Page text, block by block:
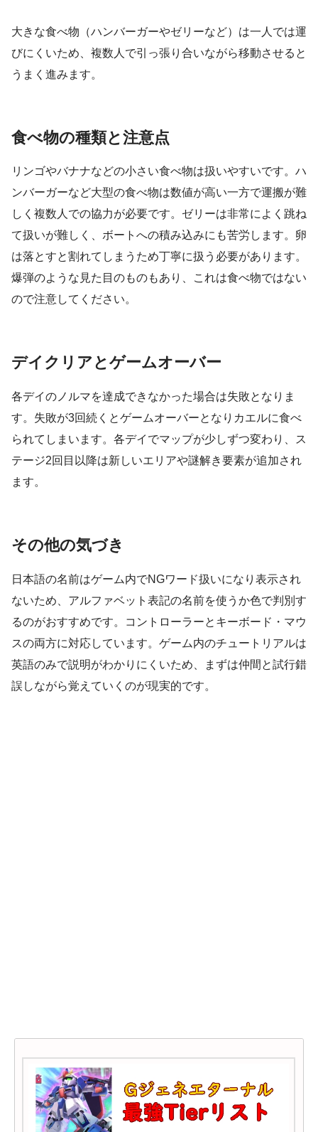
大きな食べ物（ハンバーガーやゼリーなど）は一人では運
びにくいため、複数人で引っ張り合いながら移動させると
うまく進みます。
食べ物の種類と注意点
リンゴやバナナなどの小さい食べ物は扱いやすいです。ハ
ンバーガーなど大型の食べ物は数値が高い一方で運搬が難
しく複数人での協力が必要です。ゼリーは非常によく跳ね
て扱いが難しく、ボートへの積み込みにも苦労します。卵
は落とすと割れてしまうため丁寧に扱う必要があります。
爆弾のような見た目のものもあり、これは食べ物ではない
ので注意してください。
デイクリアとゲームオーバー
各デイのノルマを達成できなかった場合は失敗となりま
す。失敗が3回続くとゲームオーバーとなりカエルに食べ
られてしまいます。各デイでマップが少しずつ変わり、ス
テージ2回目以降は新しいエリアや謎解き要素が追加され
ます。
その他の気づき
日本語の名前はゲーム内でNGワード扱いになり表示され
ないため、アルファベット表記の名前を使うか色で判別す
るのがおすすめです。コントローラーとキーボード・マウ
スの両方に対応しています。ゲーム内のチュートリアルは
英語のみで説明がわかりにくいため、まずは仲間と試行錯
誤しながら覚えていくのが現実的です。